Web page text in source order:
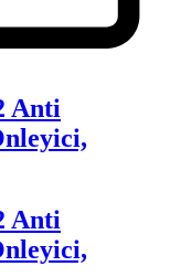
Anti
Anti